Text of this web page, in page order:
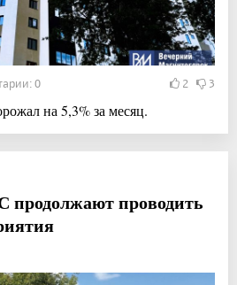
0 2 3
на 5,3% за месяц.
проводить